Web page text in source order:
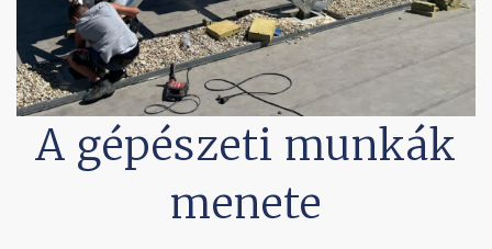
A gépészeti munkák
menete